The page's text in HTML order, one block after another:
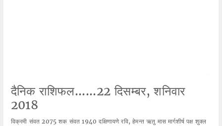
दैनिक राशिफल......22 दिसम्बर, शनिवार
2018
विक्रमी संवत 2075 शक संवत 1940 दक्षिणायणे रवि, हेमन्त ऋतु मास मार्गशीर्ष पक्ष शुक्ल